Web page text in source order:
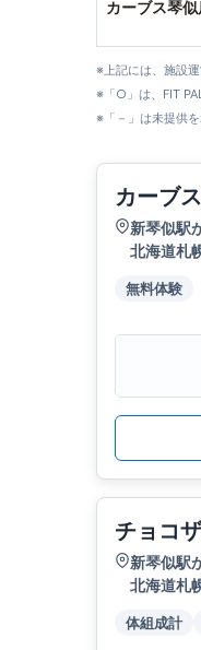
カーブス琴似
※上記には、施設
※「○」は、FIT
※「－」は未提供
カーブ
新琴似駅
北海道札
無料体験
チョコ
新琴似駅
北海道札
体組成計